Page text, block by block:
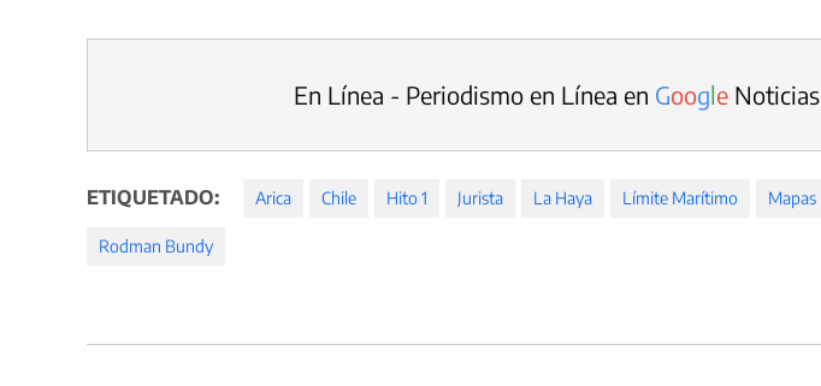
En Línea - Periodismo en Línea en GoogleNoticias
ETIQUETADO: Arica Chile Hito 1 Jurista La Haya Límite Marítimo Mapas
Rodman Bundy